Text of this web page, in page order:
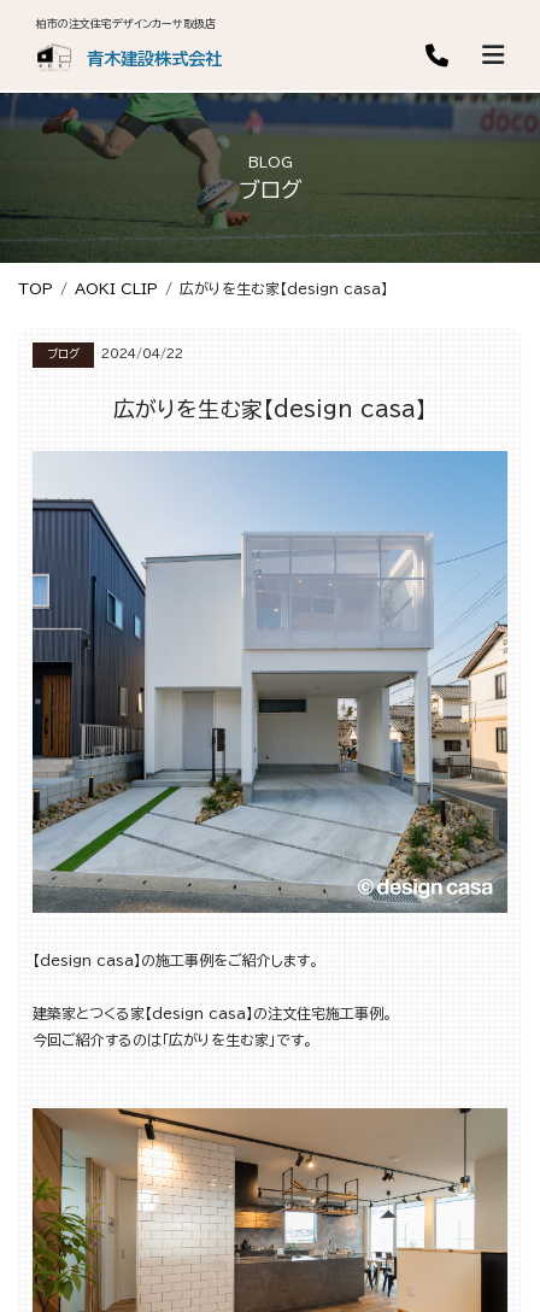
柏市の注文住宅デザインカーサ取扱店
青木建設株式会社
BLOG
ブログ
TOP AOKI CLIP 広がりを生む家【design casa】
ブログ 2024/04/22
広がりを生む家【design casa】
【design casa】の施工事例をご紹介します。
建築家とつくる家【design casa】の注文住宅施工事例。
今回ご紹介するのは「広がりを生む家」です。